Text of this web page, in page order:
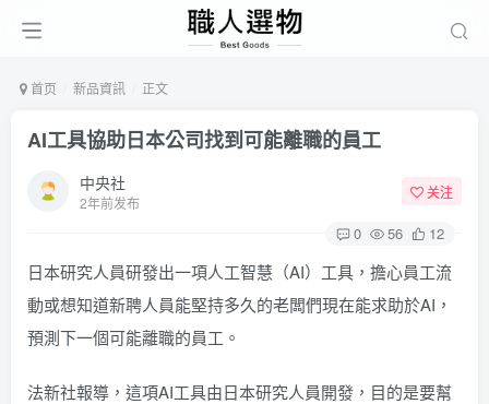
首页 新品資訊 正文
AI工具協助日本公司找到可能離職的員工
中央社
2年前发布
关注
0 56 12
日本研究人員研發出一項人工智慧（AI）工具，擔心員工流
動或想知道新聘人員能堅持多久的老闆們現在能求助於AI，
預測下一個可能離職的員工。
法新社報導，這項AI工具由日本研究人員開發，目的是要幫